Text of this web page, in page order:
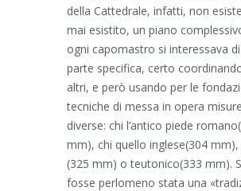
della Cattedrale, infatti, non
mai esistito, un piano
ogni capomastro si interessava
parte specifica, certo
altri, e però usando per le
tecniche di messa in opera
diverse: chi l’antico piede
mm), chi quello inglese(304 mm),
(325 mm) o teutonico(333 mm).
fosse perlomeno stata una